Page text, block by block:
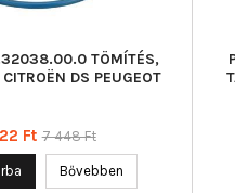
TÖMÍTÉS,
DS PEUGEOT
Ft Normál
7 448 Ft
Bővebben